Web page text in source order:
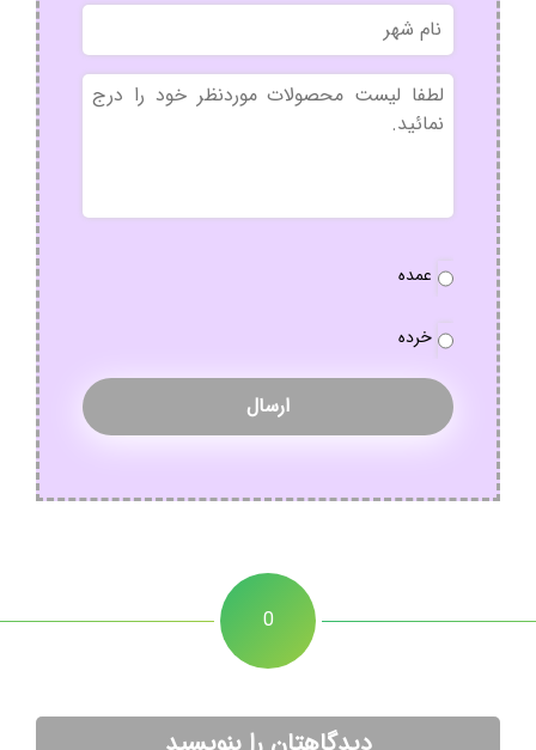
نام
شهر
بدون
عنوان
نوع
عمده
خرده
0